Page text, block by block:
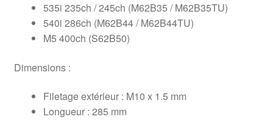
535i 235ch / 245ch (M62B35 / M62B35TU)
540i 286ch (M62B44 / M62B44TU)
M5 400ch (S62B50)
Dimensions :
Filetage extérieur : M10 x 1.5 mm
Longueur : 285 mm